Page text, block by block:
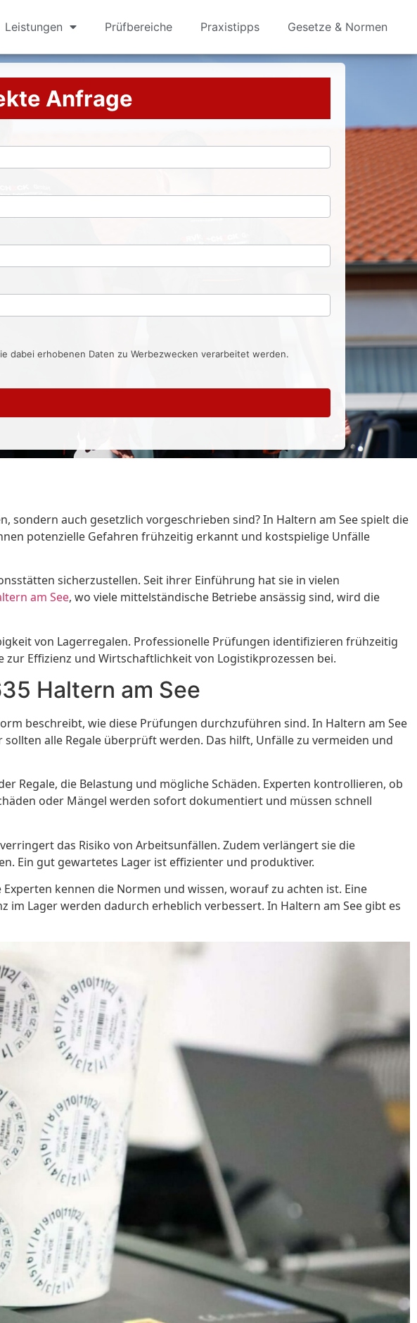
Leistungen Prüfbereiche Praxistipps Gesetze & Normen
Anfrage
dabei erhobenen Daten zu Werbezwecken verarbeitet werden.
sondern auch gesetzlich vorgeschrieben sind? In Haltern am See spielt die
potenzielle Gefahren frühzeitig erkannt und kostspielige Unfälle
sicherzustellen. Seit ihrer Einführung hat sie in vielen
am See, wo viele mittelständische Betriebe ansässig sind, wird die
von Lagerregalen. Professionelle Prüfungen identifizieren frühzeitig
Effizienz und Wirtschaftlichkeit von Logistikprozessen bei.
Haltern am See
beschreibt, wie diese Prüfungen durchzuführen sind. In Haltern am See
alle Regale überprüft werden. Das hilft, Unfälle zu vermeiden und
Regale, die Belastung und mögliche Schäden. Experten kontrollieren, ob
oder Mängel werden sofort dokumentiert und müssen schnell
das Risiko von Arbeitsunfällen. Zudem verlängert sie die
Ein gut gewartetes Lager ist effizienter und produktiver.
kennen die Normen und wissen, worauf zu achten ist. Eine
Lager werden dadurch erheblich verbessert. In Haltern am See gibt es